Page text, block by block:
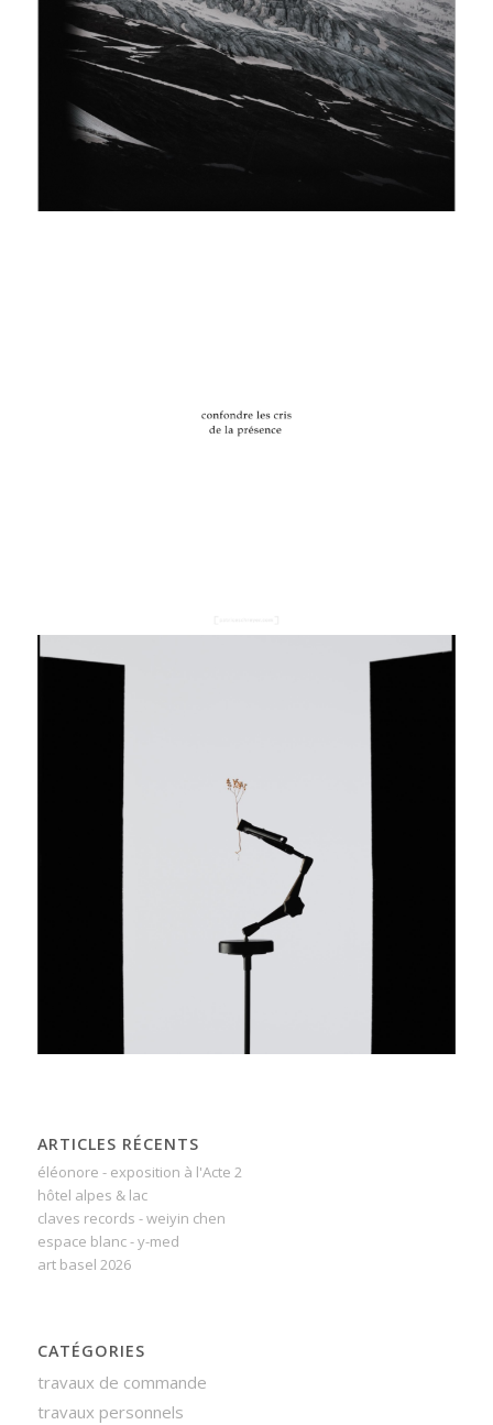
ARTICLES RÉCENTS
éléonore - exposition à l'Acte 2
hôtel alpes & lac
claves records - weiyin chen
espace blanc - y-med
art basel 2026
CATÉGORIES
travaux de commande
travaux personnels